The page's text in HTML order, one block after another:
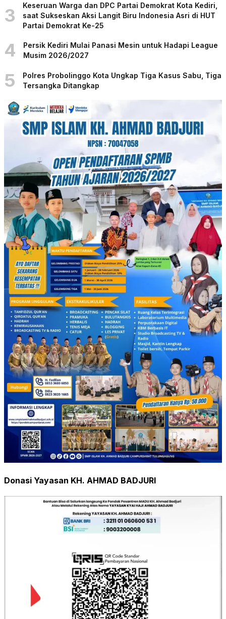
3
Keseruan Warga dan DPC Partai Demokrat Kota Kediri,
saat Sukseskan Aksi Langit Biru Indonesia Asri di HUT
Partai Demokrat Ke-25
4
Persik Kediri Mulai Panasi Mesin untuk Hadapi League
Musim 2026/2027
5
Polres Probolinggo Kota Ungkap Tiga Kasus Sabu, Tiga
Tersangka Ditangkap
Donasi Yayasan KH. AHMAD BADJURI